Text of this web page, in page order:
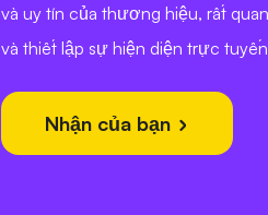
và uy tín của thương hiệu, rất
và thiết lập sự hiện diện trực
Nhận của bạn